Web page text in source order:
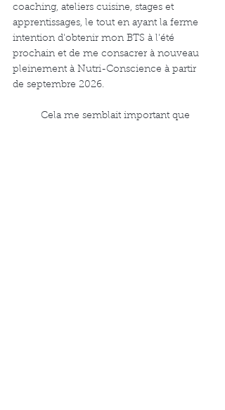
coaching, ateliers cuisine, stages et
apprentissages, le tout en ayant la ferme
intention d'obtenir mon BTS à l'été
prochain et de me consacrer à nouveau
pleinement à Nutri-Conscience à partir
de septembre 2026.